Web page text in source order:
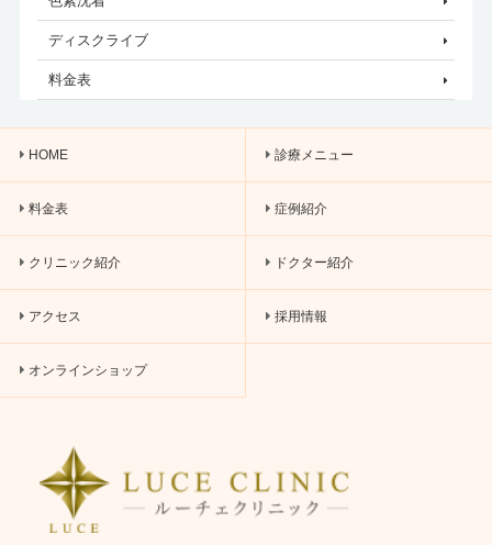
ディスクライブ
料金表
HOME 診療メニュー
料金表 症例紹介
クリニック紹介 ドクター紹介
アクセス 採用情報
オンラインショップ